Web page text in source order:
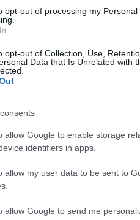
opt-out of processing my Personal
opt-out of Collection, Use,
Data that Is Unrelated with
allow Google to enable storage
identifiers in apps.
allow my user data to be sent to
allow Google to send me
mivel az egyén
készségek fejlesztése
készségek
interperszonális
során elsajátított